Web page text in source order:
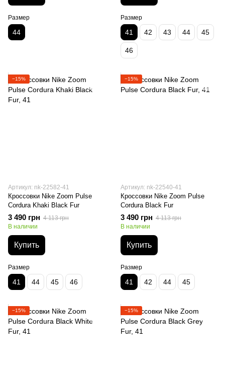
Размер
44
Размер
41 42 43 44 45
46
−15%
Артикул: nk-22582-41
Кроссовки Nike Zoom Pulse
Cordura Khaki Black Fur
3 490 грн 4 113 грн
В наличии
Купить
Размер
41 44 45 46
−15%
Артикул: nk-22540-41
Кроссовки Nike Zoom Pulse
Cordura Black Fur
3 490 грн 4 113 грн
В наличии
Купить
Размер
41 42 44 45
−15% −15%